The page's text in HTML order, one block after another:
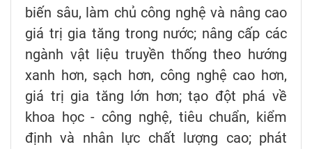
biến sâu, làm chủ công nghệ và nâng cao
giá trị gia tăng trong nước; nâng cấp các
ngành vật liệu truyền thống theo hướng
xanh hơn, sạch hơn, công nghệ cao hơn,
giá trị gia tăng lớn hơn; tạo đột phá về
khoa học - công nghệ, tiêu chuẩn, kiểm
định và nhân lực chất lượng cao; phát